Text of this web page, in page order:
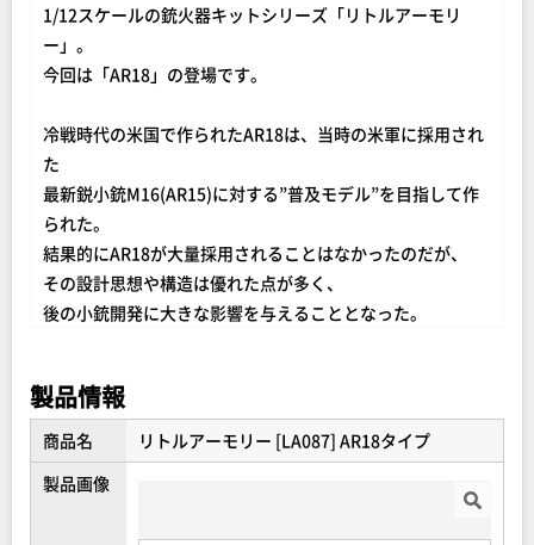
1/12スケールの銃火器キットシリーズ「リトルアーモリ
ー」。
今回は「AR18」の登場です。
冷戦時代の米国で作られたAR18は、当時の米軍に採用され
た
最新鋭小銃M16(AR15)に対する”普及モデル”を目指して作
られた。
結果的にAR18が大量採用されることはなかったのだが、
その設計思想や構造は優れた点が多く、
後の小銃開発に大きな影響を与えることとなった。
AR18はまさに隠れた名作である。
本キットは、形状再現は勿論、選択部品を豊富に用意。
ストックの開閉は選択式、ダストカバーの開閉も選択、
製品情報
商品名
リトルアーモリー [LA087] AR18タイプ
製品画像